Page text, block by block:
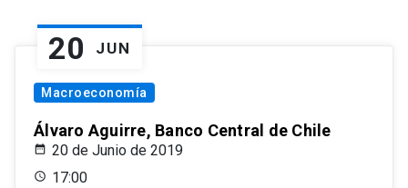
20 JUN
Macroeconomía
Álvaro Aguirre, Banco Central de Chile
20 de Junio de 2019
17:00